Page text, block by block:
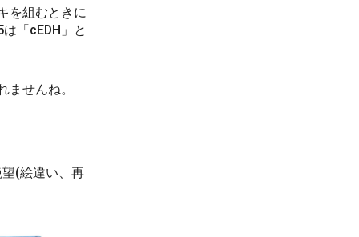
を組むときに
「cEDH」と
せんね。
(絵違い、再